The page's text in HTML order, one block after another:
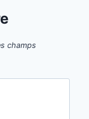
champs